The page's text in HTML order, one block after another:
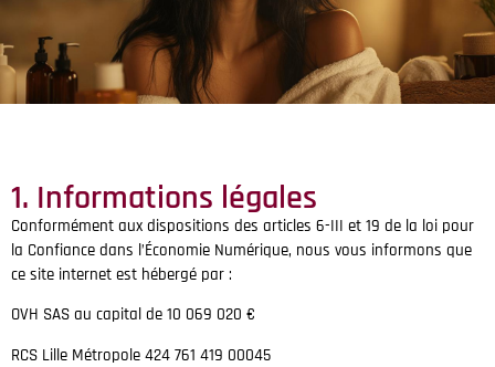
1. Informations légales
Conformément aux dispositions des articles 6-III et 19 de la loi pour
la Confiance dans l’Économie Numérique, nous vous informons que
ce site internet est hébergé par :
OVH SAS au capital de 10 069 020 €
RCS Lille Métropole 424 761 419 00045